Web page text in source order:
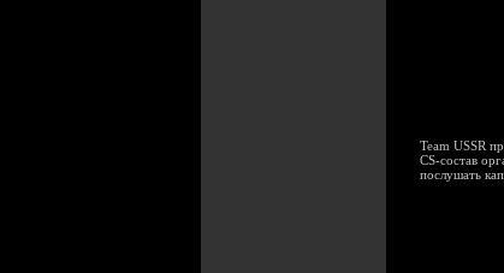
Team USSR
CS-состав
послушать